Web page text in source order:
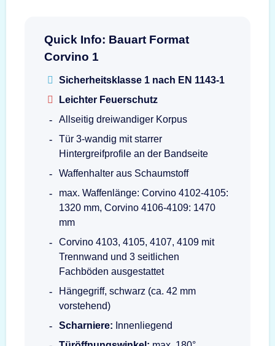
Quick Info: Bauart Format
Corvino 1
Sicherheitsklasse 1 nach EN 1143-1
Leichter Feuerschutz
Allseitig dreiwandiger Korpus
Tür 3-wandig mit starrer
Hintergreifprofile an der Bandseite
Waffenhalter aus Schaumstoff
max. Waffenlänge: Corvino 4102-4105:
1320 mm, Corvino 4106-4109: 1470
mm
Corvino 4103, 4105, 4107, 4109 mit
Trennwand und 3 seitlichen
Fachböden ausgestattet
Hängegriff, schwarz (ca. 42 mm
vorstehend)
Scharniere: Innenliegend